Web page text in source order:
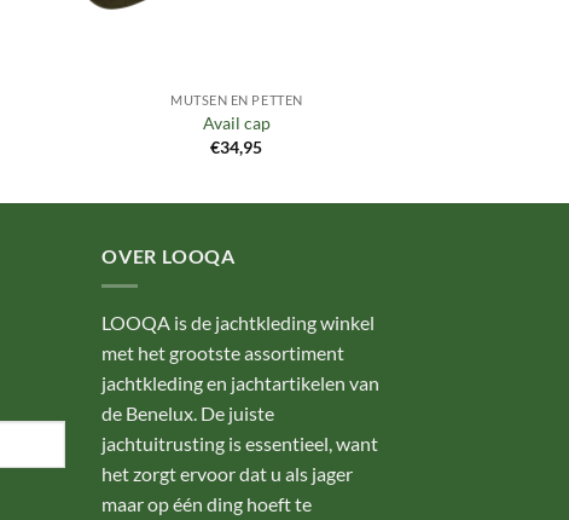
MUTSEN EN PETTEN
Avail cap
€34,95
OVER LOOQA
LOOQA is de jachtkleding winkel
met het grootste assortiment
jachtkleding en jachtartikelen van
de Benelux. De juiste
jachtuitrusting is essentieel, want
het zorgt ervoor dat u als jager
maar op één ding hoeft te